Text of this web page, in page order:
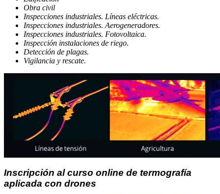
Obra civil
Inspecciones industriales. Líneas eléctricas.
Inspecciones industriales. Aerogeneradores.
Inspecciones industriales. Fotovoltaica.
Inspección instalaciones de riego.
Detección de plagas.
Vigilancia y rescate.
Inscripción al curso online de termografía
aplicada con drones